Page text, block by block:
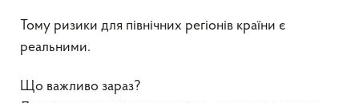
Тому ризики для північних регіонів країни є
реальними.
Що важливо зараз?